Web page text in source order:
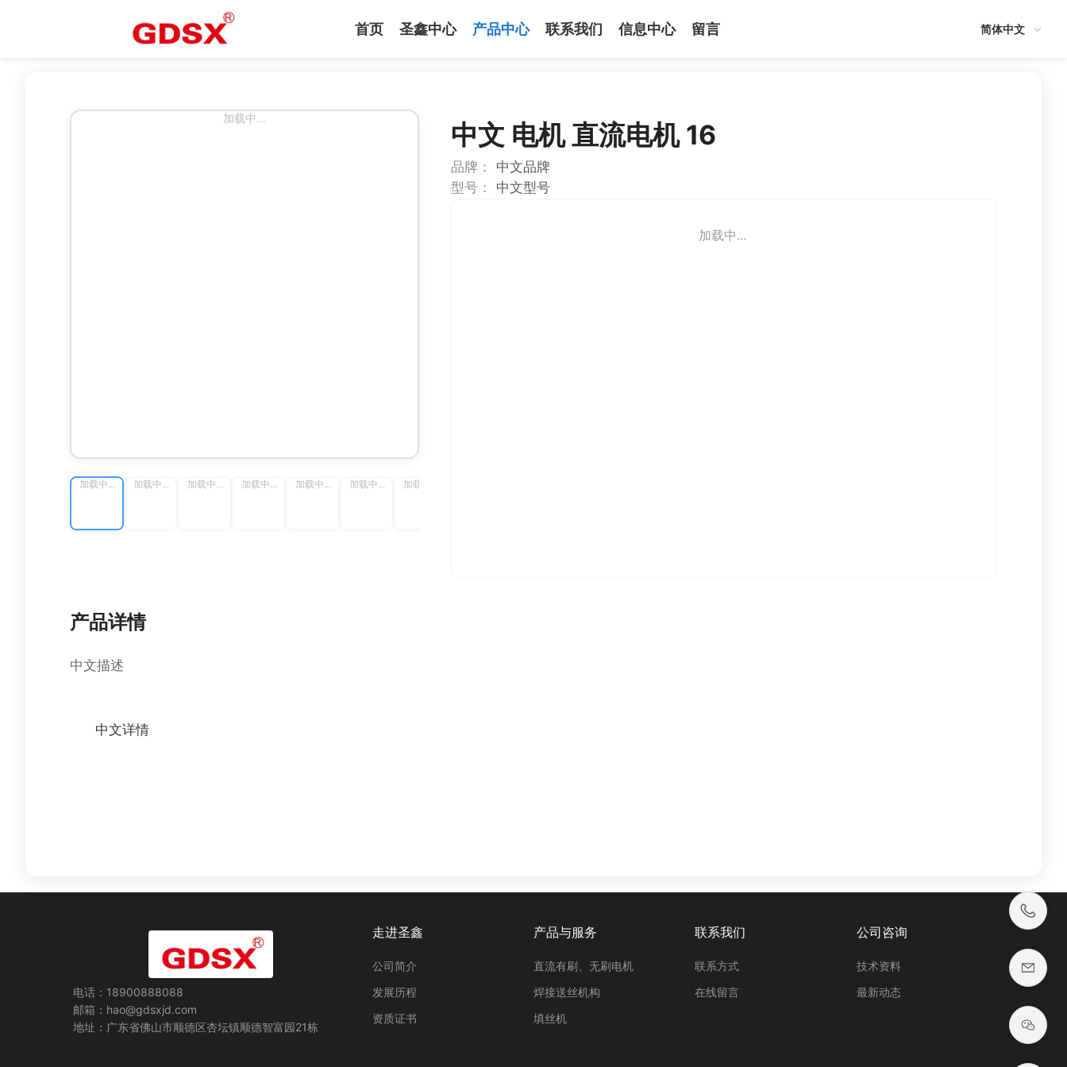
首页 圣鑫中心 产品中心 联系我们 信息中心 留言 简体中文
加载中...
加载中... 加载中... 加载中... 加载中... 加载中... 加载中... 加载中...
中文 电机 直流电机 16
品牌：
中文品牌
型号：
中文型号
加载中...
产品详情
中文描述
中文详情
电话：18900888088
邮箱：hao@gdsxjd.com
地址：广东省佛山市顺德区杏坛镇顺德智富园21栋
走进圣鑫
公司简介
发展历程
资质证书
产品与服务
直流有刷、无刷电机
焊接送丝机构
填丝机
联系我们
联系方式
在线留言
公司咨询
技术资料
最新动态